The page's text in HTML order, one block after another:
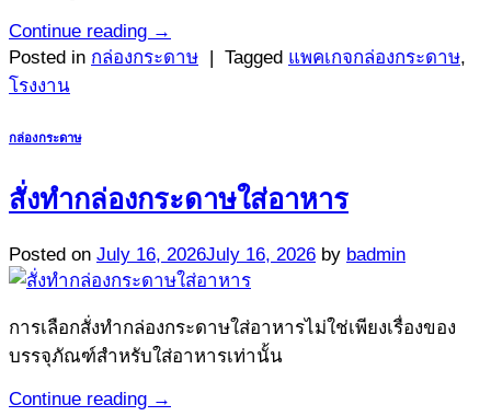
Continue reading →
Posted in กล่องกระดาษ | Tagged แพคเกจกล่องกระดาษ,
โรงงาน
กล่องกระดาษ
สั่งทำกล่องกระดาษใส่อาหาร
Posted on July 16, 2026July 16, 2026 by badmin
การเลือกสั่งทำกล่องกระดาษใส่อาหารไม่ใช่เพียงเรื่องของ
บรรจุภัณฑ์สำหรับใส่อาหารเท่านั้น
Continue reading →